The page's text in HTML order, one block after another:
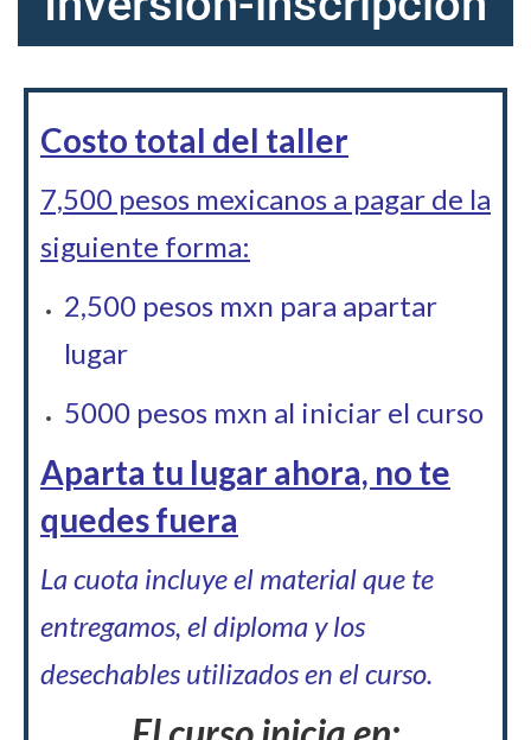
Costo total del taller
7,500 pesos mexicanos a pagar de la
siguiente forma:
2,500 pesos mxn para apartar
lugar
5000 pesos mxn al iniciar el curso
Aparta tu lugar ahora, no te
quedes fuera
La cuota incluye el material que te
entregamos, el diploma y los
desechables utilizados en el curso.